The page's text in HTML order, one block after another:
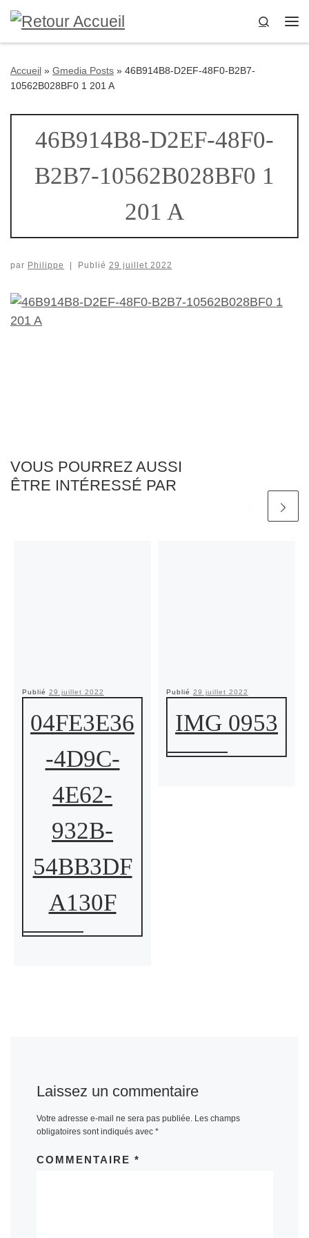
Passer au contenu
Search
Accueil » Gmedia Posts » 46B914B8-D2EF-48F0-B2B7-
10562B028BF0 1 201 A
46B914B8-D2EF-48F0-
B2B7-10562B028BF0 1
201 A
par Philippe Publié 29 juillet 2022
VOUS POURREZ AUSSI
ÊTRE INTÉRESSÉ PAR
Publié 29 juillet 2022
04FE3E36
-4D9C-
4E62-
932B-
54BB3DF
A130F
Publié 29 juillet 2022
IMG 0953
Laissez un commentaire
Votre adresse e-mail ne sera pas publiée. Les champs
obligatoires sont indiqués avec *
COMMENTAIRE *